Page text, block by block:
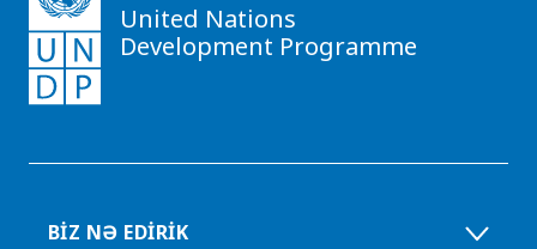
United Nations
Development Programme
BIZ NƏ EDIRIK